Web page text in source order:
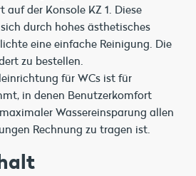
der Konsole KZ 1. Diese
durch hohes ästhetisches
eine einfache Reinigung. Die
zu bestellen.
für WCs ist für
in denen Benutzerkomfort
Wassereinsparung allen
Rechnung zu tragen ist.